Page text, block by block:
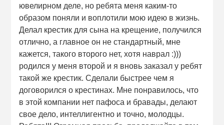
ювелирном деле, но ребята меня каким-то
образом поняли и воплотили мою идею в жизнь.
Делал крестик для сына на крещение, получился
отлично, а главное он не стандартный, мне
кажется, такого второго нет, хотя наврал :)))
родился у меня второй и я вновь заказал у ребят
такой же крестик. Сделали быстрее чем я
договорился о крестинах. Мне понравилось, что
в этой компании нет пафоса и бравады, делают
свое дело, интеллигентно и точно, молодцы.